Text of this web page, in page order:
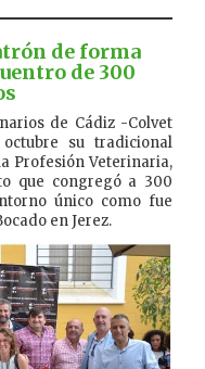
de forma
de 300
de Cádiz -Colvet
su tradicional
Profesión Veterinaria,
que congregó a 300
único como fue
en Jerez.